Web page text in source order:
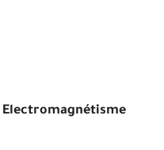
Electromagnétisme